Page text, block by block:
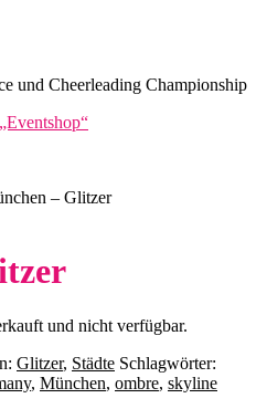
und Cheerleading Championship
„Eventshop“
– Glitzer
und nicht verfügbar.
Glitzer, Städte Schlagwörter:
, München, ombre, skyline